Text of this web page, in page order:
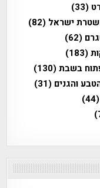
(33)
ישראל (82)
(62)
(183)
בשבת(130)
והגנים (31)
(44)